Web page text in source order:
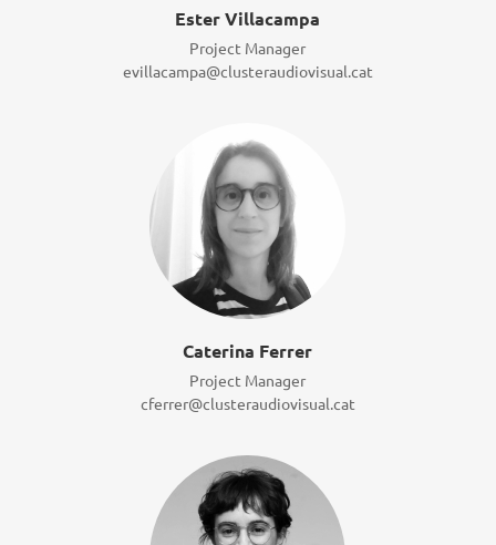
Ester Villacampa
Project Manager
evillacampa@clusteraudiovisual.cat
Caterina Ferrer
Project Manager
cferrer@clusteraudiovisual.cat